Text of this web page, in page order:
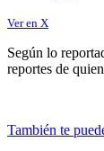
Ver en X
Según lo
reportes de
También te